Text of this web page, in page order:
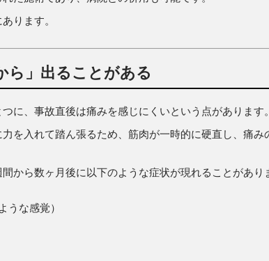
ります。
ら」出ることがある
に、事故直後は痛みを感じにくいという点があります。
を入れて踏ん張るため、筋肉が一時的に硬直し、痛み
から数ヶ月後に以下のような症状が現れることがあり
うな感覚）